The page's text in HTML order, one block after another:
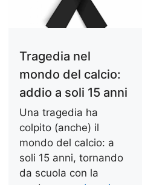
Tragedia nel
mondo del calcio:
addio a soli 15 anni
Una tragedia ha
colpito (anche) il
mondo del calcio: a
soli 15 anni, tornando
da scuola con la